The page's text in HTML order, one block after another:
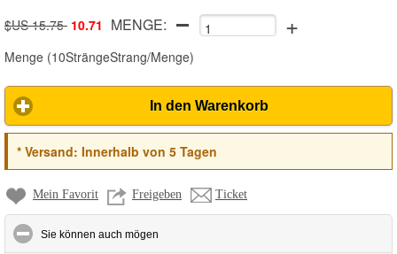
$US 15.75 10.71 MENGE: +
Menge (10SträngeStrang/Menge)
In den Warenkorb
*Versand: Innerhalb von 5 Tagen
Mein Favorit Freigeben Ticket
Sie können auch mögen